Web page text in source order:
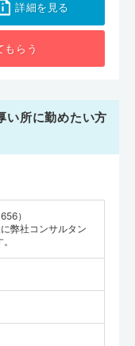
詳細を見る
もらう
い所に勤めたい方
）
弊社コンサルタン